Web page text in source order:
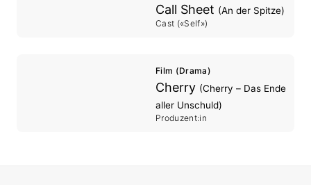
Call Sheet (An der Spitze)
Cast («Self»)
Film (Drama)
Cherry (Cherry – Das Ende
aller Unschuld)
Produzent:in